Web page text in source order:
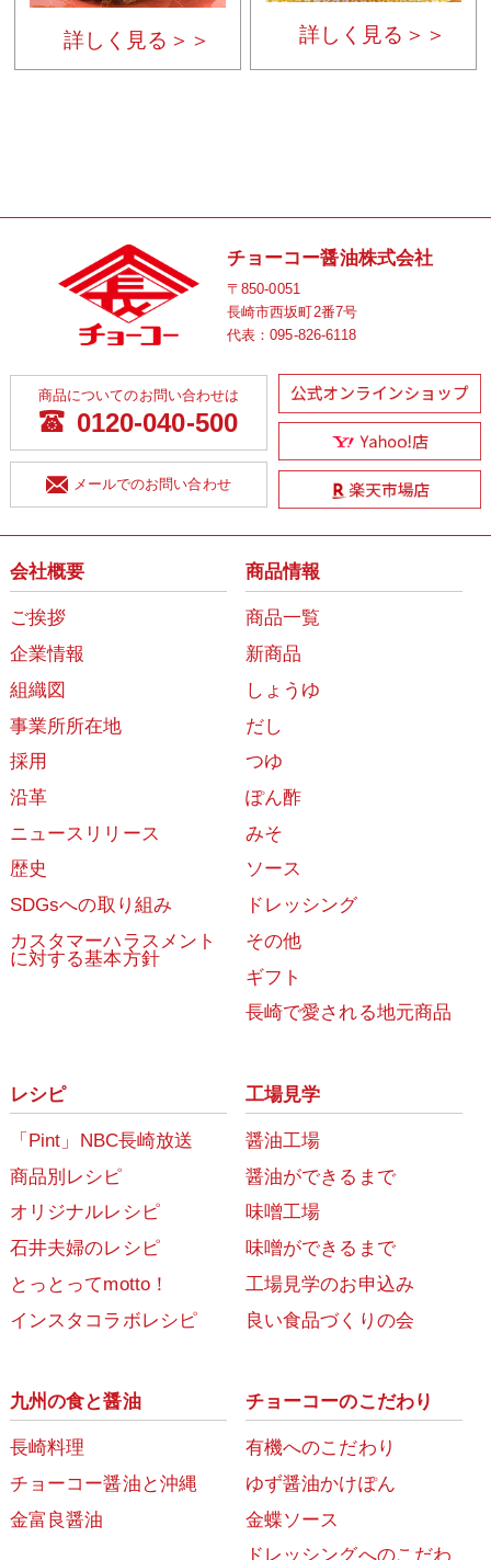
詳しく見る＞＞ 詳しく見る＞＞
チョーコー醤油株式会社
〒850-0051
長崎市西坂町2番7号
代表：095-826-6118
商品についてのお問い合わせは
0120-040-500
メールでのお問い合わせ
会社概要
ご挨拶
企業情報
組織図
事業所所在地
採用
沿革
ニュースリリース
歴史
SDGsへの取り組み
カスタマーハラスメント
に対する基本方針
商品情報
商品一覧
新商品
しょうゆ
だし
つゆ
ぽん酢
みそ
ソース
ドレッシング
その他
ギフト
長崎で愛される地元商品
レシピ
「Pint」NBC長崎放送
商品別レシピ
オリジナルレシピ
石井夫婦のレシピ
とっとってmotto！
インスタコラボレシピ
工場見学
醤油工場
醤油ができるまで
味噌工場
味噌ができるまで
工場見学のお申込み
良い食品づくりの会
九州の食と醤油
長崎料理
チョーコー醤油と沖縄
金富良醤油
チョーコーのこだわり
有機へのこだわり
ゆず醤油かけぽん
金蝶ソース
ドレッシングへのこだわ